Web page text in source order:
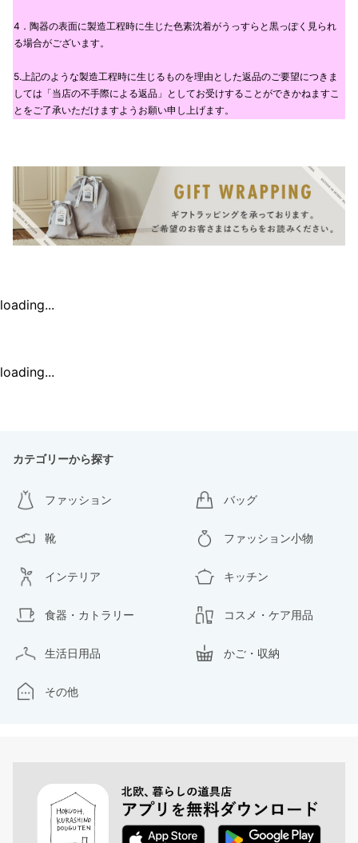
4．陶器の表面に製造工程時に生じた色素沈着がうっすらと黒っぽく見られ
る場合がございます。
5.上記のような製造工程時に生じるものを理由とした返品のご要望につきま
しては「当店の不手際による返品」としてお受けすることができかねますこ
とをご了承いただけますようお願い申し上げます。
loading...
loading...
カテゴリーから探す
ファッション バッグ
靴 ファッション小物
インテリア キッチン
食器・カトラリー コスメ・ケア用品
生活日用品 かご・収納
その他